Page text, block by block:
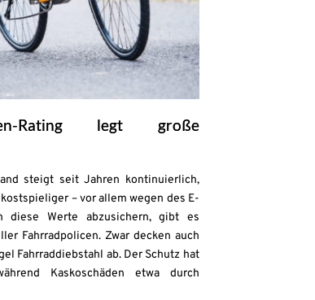
Rating legt große
steigt seit Jahren kontinuierlich,
– vor allem wegen des E-
diese Werte abzusichern, gibt es
Fahrradpolicen. Zwar decken auch
Fahrraddiebstahl ab. Der Schutz hat
Kaskoschäden etwa durch